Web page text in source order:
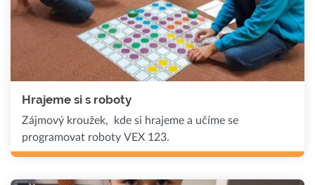
Hrajeme si s roboty
Zájmový kroužek, kde si hrajeme a učíme se
programovat roboty VEX 123.